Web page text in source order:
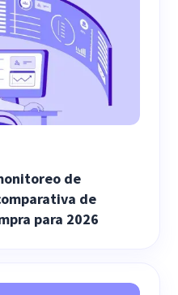
de
de
para 2026